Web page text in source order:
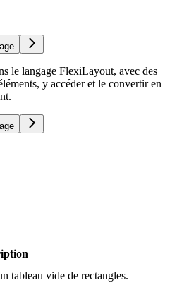
le langage FlexiLayout, avec des
y accéder et le convertir en
tableau vide de rectangles.